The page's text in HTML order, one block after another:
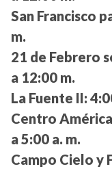
San Francisco
m.
21 de Febrero
a 12:00 m.
La Fuente II:
Centro
a 5:00 a. m.
Campo Cielo y